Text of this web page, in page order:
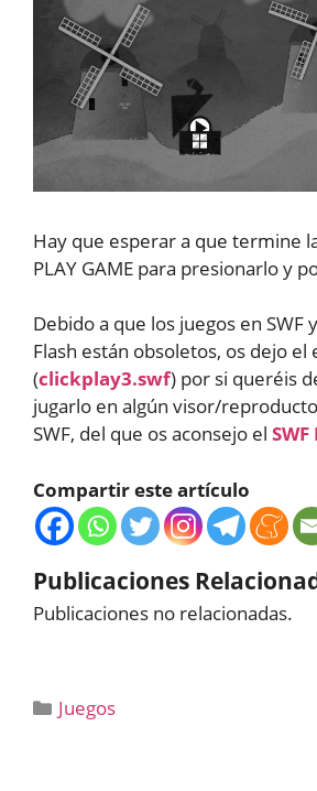
Hay que esperar a que termine
PLAY GAME para presionarlo y
Debido a que los juegos en SWF
Flash están obsoletos, os dejo el
(clickplay3.swf) por si queréis
jugarlo en algún visor/
SWF, del que os aconsejo el
Compartir este artículo
Publicaciones
Publicaciones no relacionadas.
Categorías
Juegos